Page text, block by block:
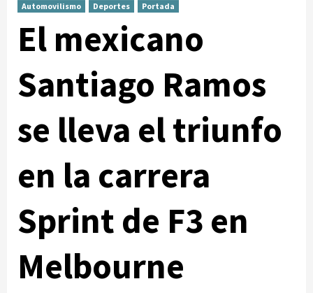
Automovilismo Deportes Portada
El mexicano
Santiago Ramos
se lleva el triunfo
en la carrera
Sprint de F3 en
Melbourne